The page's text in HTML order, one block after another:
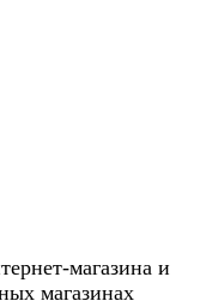
магазина и
магазинах